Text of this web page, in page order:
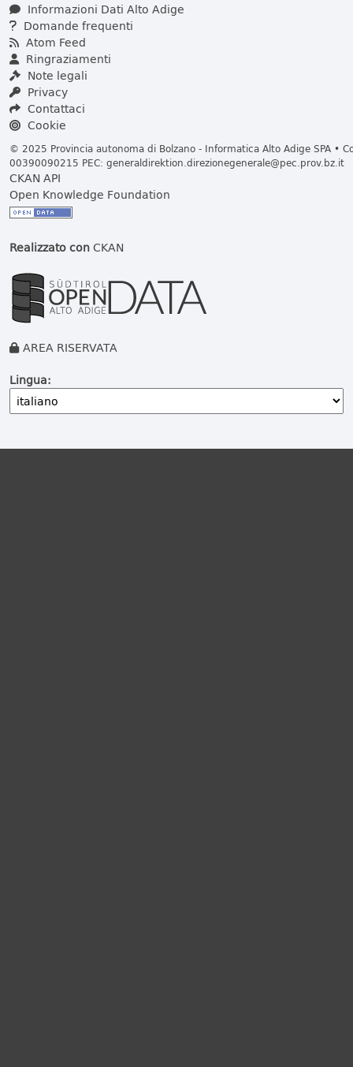
Informazioni Dati Alto Adige
Domande frequenti
Atom Feed
Ringraziamenti
Note legali
Privacy
Contattaci
Cookie
© 2025 Provincia autonoma di Bolzano - Informatica Alto Adige SPA •
00390090215 PEC: generaldirektion.direzionegenerale@pec.prov.bz.it
CKAN API
Open Knowledge Foundation
Realizzato conCKAN
AREA RISERVATA
Lingua